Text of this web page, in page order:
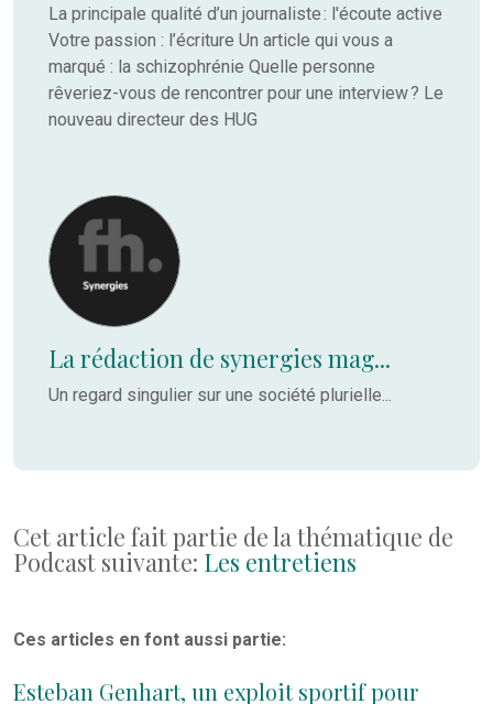
La principale qualité d’un journaliste : l'écoute active
Votre passion : l’écriture Un article qui vous a
marqué : la schizophrénie Quelle personne
rêveriez-vous de rencontrer pour une interview ? Le
nouveau directeur des HUG
La rédaction de synergies mag...
Un regard singulier sur une société plurielle...
Cet article fait partie de la thématique de
Podcast suivante: Les entretiens
Ces articles en font aussi partie:
Esteban Genhart, un exploit sportif pour